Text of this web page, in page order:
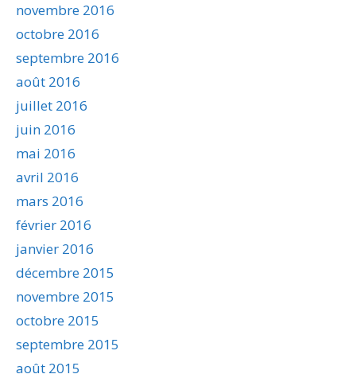
novembre 2016
octobre 2016
septembre 2016
août 2016
juillet 2016
juin 2016
mai 2016
avril 2016
mars 2016
février 2016
janvier 2016
décembre 2015
novembre 2015
octobre 2015
septembre 2015
août 2015